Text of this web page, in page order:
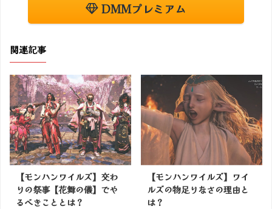
DMMプレミアム
関連記事
【モンハンワイルズ】交わ
りの祭事【花舞の儀】でや
るべきこととは？
【モンハンワイルズ】ワイ
ルズの物足りなさの理由と
は？